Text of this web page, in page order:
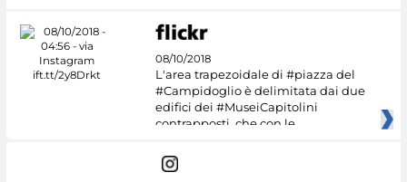
08/10/2018
L'area trapezoidale di #piazza del
#Campidoglio è delimitata dai due
edifici dei #MuseiCapitolini
contrapposti, che con le